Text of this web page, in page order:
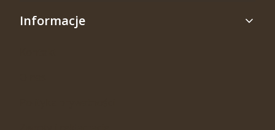
Informacje